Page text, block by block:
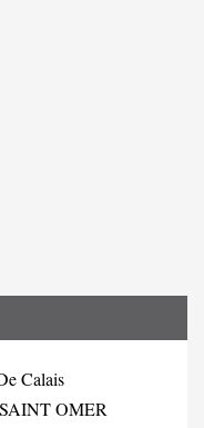
Calais
OMER